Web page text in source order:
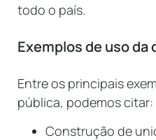
todo o país.
Exemplos de uso
Entre os principais
pública, podemos citar:
Construção de